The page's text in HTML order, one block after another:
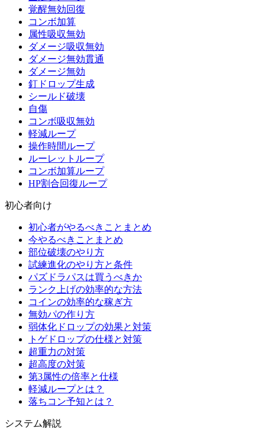
覚醒無効回復
コンボ加算
属性吸収無効
ダメージ吸収無効
ダメージ無効貫通
ダメージ無効
釘ドロップ生成
シールド破壊
自傷
コンボ吸収無効
軽減ループ
操作時間ループ
ルーレットループ
コンボ加算ループ
HP割合回復ループ
初心者向け
初心者がやるべきことまとめ
今やるべきことまとめ
部位破壊のやり方
試練進化のやり方と条件
パズドラパスは買うべきか
ランク上げの効率的な方法
コインの効率的な稼ぎ方
無効パの作り方
弱体化ドロップの効果と対策
トゲドロップの仕様と対策
超重力の対策
超高度の対策
第3属性の倍率と仕様
軽減ループとは？
落ちコン予知とは？
システム解説